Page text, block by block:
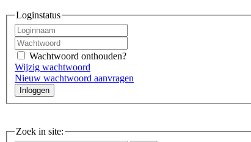
Loginstatus
Wachtwoord onthouden?
Wijzig wachtwoord
Nieuw wachtwoord aanvragen
Zoek in site: